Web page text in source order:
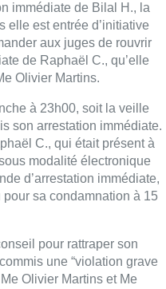
immédiate de Bilal H., la
elle est entrée d’initiative
aux juges de rouvrir
de Raphaël C., qu’elle
Olivier Martins.
à 23h00, soit la veille
son arrestation immédiate.
C., qui était présent à
modalité électronique
d’arrestation immédiate,
pour sa condamnation à 15
pour rattraper son
une “violation grave
Olivier Martins et Me